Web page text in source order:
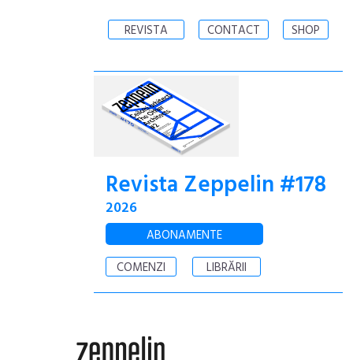
REVISTA CONTACT SHOP
Revista Zeppelin #178
2026
ABONAMENTE
COMENZI
LIBRĂRII